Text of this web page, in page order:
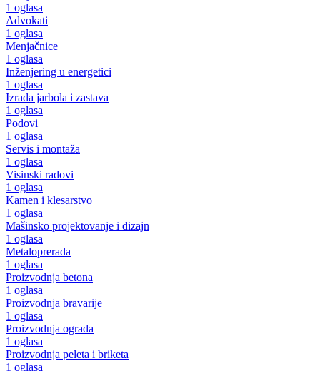
1 oglasa
Advokati
1 oglasa
Menjačnice
1 oglasa
Inženjering u energetici
1 oglasa
Izrada jarbola i zastava
1 oglasa
Podovi
1 oglasa
Servis i montaža
1 oglasa
Visinski radovi
1 oglasa
Kamen i klesarstvo
1 oglasa
Mašinsko projektovanje i dizajn
1 oglasa
Metaloprerada
1 oglasa
Proizvodnja betona
1 oglasa
Proizvodnja bravarije
1 oglasa
Proizvodnja ograda
1 oglasa
Proizvodnja peleta i briketa
1 oglasa